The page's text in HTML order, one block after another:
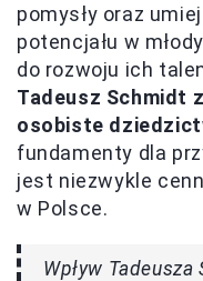
pomysły oraz
potencjału w
do rozwoju ich
Tadeusz Schmidt
osobiste
fundamenty dla
jest niezwykle
w Polsce.
Wpływ